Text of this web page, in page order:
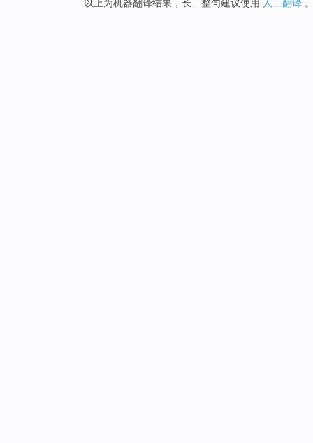
以上为机器翻译结果，长、整句建议使用 人工翻译